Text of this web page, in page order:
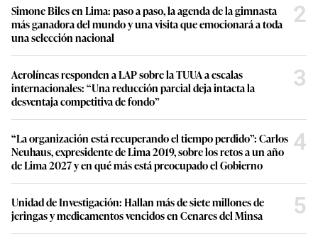
Simone Biles en Lima: paso a paso, la agenda de la gimnasta
más ganadora del mundo y una visita que emocionará a toda
una selección nacional
2
Aerolíneas responden a LAP sobre la TUUA a escalas
internacionales: “Una reducción parcial deja intacta la
desventaja competitiva de fondo”
3
“La organización está recuperando el tiempo perdido”: Carlos
Neuhaus, expresidente de Lima 2019, sobre los retos a un año
de Lima 2027 y en qué más está preocupado el Gobierno
4
Unidad de Investigación: Hallan más de siete millones de
jeringas y medicamentos vencidos en Cenares del Minsa
5